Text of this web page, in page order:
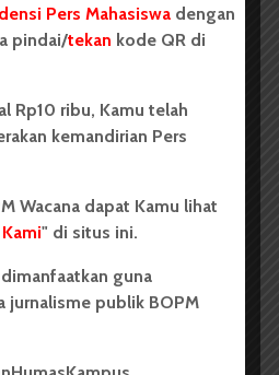
baca
Sastra Indonesia
di Festival Literasi
Pers Mahasiswa dengan
pindai/tekan kode QR di
Rp10 ribu, Kamu telah
kemandirian Pers
Wacana dapat Kamu lihat
" di situs ini.
guna
jurnalisme publik BOPM